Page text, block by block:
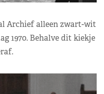
Archief alleen zwart-wit
1970. Behalve dit kiekje